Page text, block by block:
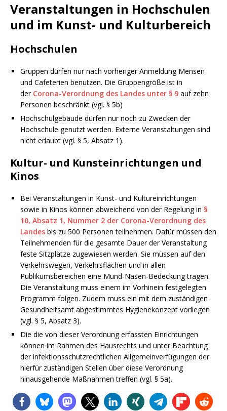
Veranstaltungen in Hochschulen
und im Kunst- und Kulturbereich
Hochschulen
Gruppen dürfen nur nach vorheriger Anmeldung Mensen
und Cafeterien benutzen. Die Gruppengröße ist in
der Corona-Verordnung des Landes unter § 9 auf zehn
Personen beschränkt (vgl. § 5b)
Hochschulgebäude dürfen nur noch zu Zwecken der
Hochschule genutzt werden. Externe Veranstaltungen sind
nicht erlaubt (vgl. § 5, Absatz 1).
Kultur- und Kunsteinrichtungen und
Kinos
Bei Veranstaltungen in Kunst- und Kultureinrichtungen
sowie in Kinos können abweichend von der Regelung in §
10, Absatz 1, Nummer 2 der Corona-Verordnung des
Landes bis zu 500 Personen teilnehmen. Dafür müssen den
Teilnehmenden für die gesamte Dauer der Veranstaltung
feste Sitzplätze zugewiesen werden. Sie müssen auf den
Verkehrswegen, Verkehrsflächen und in allen
Publikumsbereichen eine Mund-Nasen-Bedeckung tragen.
Die Veranstaltung muss einem im Vorhinein festgelegten
Programm folgen. Zudem muss ein mit dem zuständigen
Gesundheitsamt abgestimmtes Hygienekonzept vorliegen
(vgl. § 5, Absatz 3).
Die die von dieser Verordnung erfassten Einrichtungen
können im Rahmen des Hausrechts und unter Beachtung
der infektionsschutzrechtlichen Allgemeinverfügungen der
hierfür zuständigen Stellen über diese Verordnung
hinausgehende Maßnahmen treffen (vgl. § 5a).